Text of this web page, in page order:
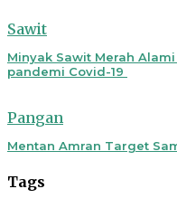
Sawit
Minyak Sawit Merah
pandemi Covid-19
Pangan
Mentan Amran Target
Tags